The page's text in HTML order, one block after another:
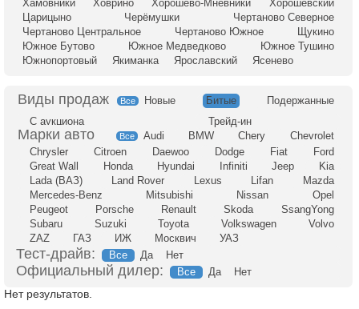
Хамовники
Ховрино Хорошёво-Мнёвники
Хорошёвский
Царицыно
Черёмушки
Чертаново Северное
Чертаново Центральное
Чертаново Южное
Щукино
Южное Бутово
Южное Медведково
Южное Тушино
Южнопортовый
Якиманка Ярославский Ясенево
Все Новые Битые
Подержанные
С аукциона
Трейд-ин
Все Audi BMW Chery
Chevrolet
Chrysler
Citroen Daewoo Dodge Fiat
Ford
Great Wall
Honda Hyundai Infiniti Jeep
Kia
Lada (ВАЗ)
Land Rover Lexus Lifan
Mazda
Mercedes-Benz
Mitsubishi Nissan
Opel
Peugeot
Porsche Renault Skoda
SsangYong
Subaru
Suzuki Toyota Volkswagen
Volvo
ZAZ
ГАЗ ИЖ Москвич УАЗ
Тест-драйв: Все Да Нет
Официальный дилер: Все Да Нет
Нет результатов.